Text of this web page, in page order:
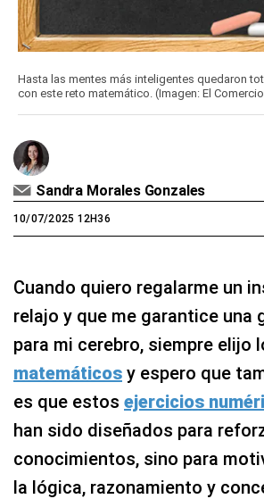
Hasta las mentes más inteligentes quedaron
con este reto matemático. (Imagen: El
Sandra Morales Gonzales
10/07/2025 12H36
Cuando quiero regalarme un
relajo y que me garantice una
para mi cerebro, siempre elijo
matemáticos y espero que
es que estos ejercicios
han sido diseñados para
conocimientos, sino para
la lógica, razonamiento y